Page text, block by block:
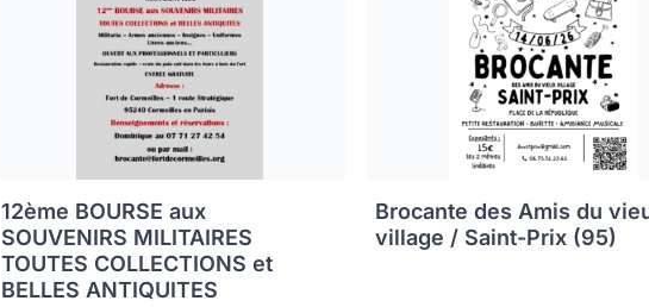
12ème BOURSE aux
SOUVENIRS MILITAIRES
TOUTES COLLECTIONS et
BELLES ANTIQUITES
Brocante des Amis du
village / Saint-Prix (95)